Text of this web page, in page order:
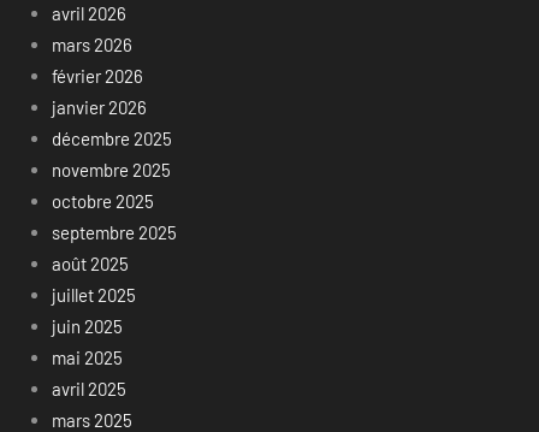
avril 2026
mars 2026
février 2026
janvier 2026
décembre 2025
novembre 2025
octobre 2025
septembre 2025
août 2025
juillet 2025
juin 2025
mai 2025
avril 2025
mars 2025